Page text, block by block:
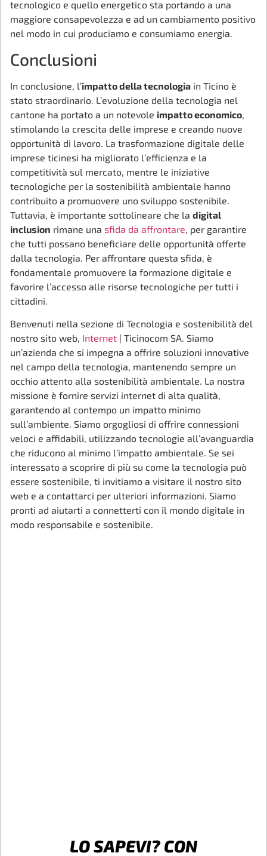
tecnologico e quello energetico sta portando a una
maggiore consapevolezza e ad un cambiamento positivo
nel modo in cui produciamo e consumiamo energia.
Conclusioni
In conclusione, l’impatto della tecnologia in Ticino è
stato straordinario. L’evoluzione della tecnologia nel
cantone ha portato a un notevole impatto economico
stimolando la crescita delle imprese e creando nuove
opportunità di lavoro. La trasformazione digitale delle
imprese ticinesi ha migliorato l’efficienza e la
competitività sul mercato, mentre le iniziative
tecnologiche per la sostenibilità ambientale hanno
contribuito a promuovere uno sviluppo sostenibile.
Tuttavia, è importante sottolineare che la digital
inclusion rimane una sfida da affrontare , per garantire
che tutti possano beneficiare delle opportunità offerte
dalla tecnologia. Per affrontare questa sfida, è
fondamentale promuovere la formazione digitale e
favorire l’accesso alle risorse tecnologiche per tutti i
cittadini.
Benvenuti nella sezione di Tecnologia e sostenibilità del
nostro sito web, Internet | Ticinocom SA. Siamo
un’azienda che si impegna a offrire soluzioni innovative
nel campo della tecnologia, mantenendo sempre un
occhio attento alla sostenibilità ambientale. La nostra
missione è fornire servizi internet di alta qualità,
garantendo al contempo un impatto minimo
sull’ambiente. Siamo orgogliosi di offrire connessioni
veloci e affidabili, utilizzando tecnologie all’avanguardia
che riducono al minimo l’impatto ambientale. Se sei
interessato a scoprire di più su come la tecnologia può
essere sostenibile, ti invitiamo a visitare il nostro sito
web e a contattarci per ulteriori informazioni. Siamo
pronti ad aiutarti a connetterti con il mondo digitale in
modo responsabile e sostenibile.
LO SAPEVI? CON